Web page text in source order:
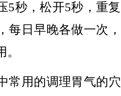
5秒，松开5秒，重
每日早晚各做一次
用的调理胃气的